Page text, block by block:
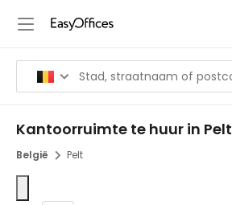
Kantoorruimte te huur in Pelt
België Pelt